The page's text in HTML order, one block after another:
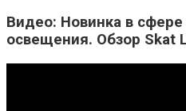
Видео: Новинка в сфере
освещения. Обзор Skat